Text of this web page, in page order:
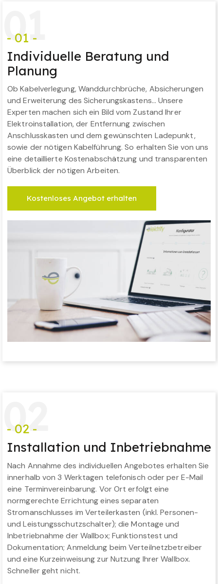
01
- 01 -
Individuelle Beratung und
Planung
Ob Kabelverlegung, Wanddurchbrüche, Absicherungen
und Erweiterung des Sicherungskastens… Unsere
Experten machen sich ein Bild vom Zustand Ihrer
Elektroinstallation, der Entfernung zwischen
Anschlusskasten und dem gewünschten Ladepunkt,
sowie der nötigen Kabelführung. So erhalten Sie von uns
eine detaillierte Kostenabschätzung und transparenten
Überblick der nötigen Arbeiten.
Kostenloses Angebot erhalten
02
- 02 -
Installation und Inbetriebnahme
Nach Annahme des individuellen Angebotes erhalten Sie
innerhalb von 3 Werktagen telefonisch oder per E-Mail
eine Terminvereinbarung. Vor Ort erfolgt eine
normgerechte Errichtung eines separaten
Stromanschlusses im Verteilerkasten (inkl. Personen-
und Leistungsschutzschalter); die Montage und
Inbetriebnahme der Wallbox; Funktionstest und
Dokumentation; Anmeldung beim Verteilnetzbetreiber
und eine Kurzeinweisung zur Nutzung Ihrer Wallbox.
Schneller geht nicht.